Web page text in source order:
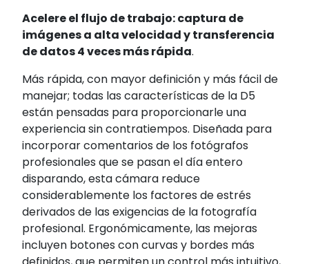
Acelere el flujo de trabajo: captura de
imágenes a alta velocidad y transferencia
de datos 4 veces más rápida.
Más rápida, con mayor definición y más fácil de
manejar; todas las características de la D5
están pensadas para proporcionarle una
experiencia sin contratiempos. Diseñada para
incorporar comentarios de los fotógrafos
profesionales que se pasan el día entero
disparando, esta cámara reduce
considerablemente los factores de estrés
derivados de las exigencias de la fotografía
profesional. Ergonómicamente, las mejoras
incluyen botones con curvas y bordes más